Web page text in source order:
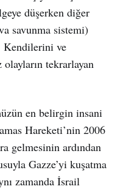
düşerken diğer
savunma sistemi)
Kendilerini ve
tekrarlayan
en belirgin insani
Hareketi’nin 2006
gelmesinin ardından
Gazze’yi kuşatma
zamanda İsrail